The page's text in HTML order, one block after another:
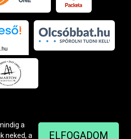
ELFOGADOM
a
neked, a